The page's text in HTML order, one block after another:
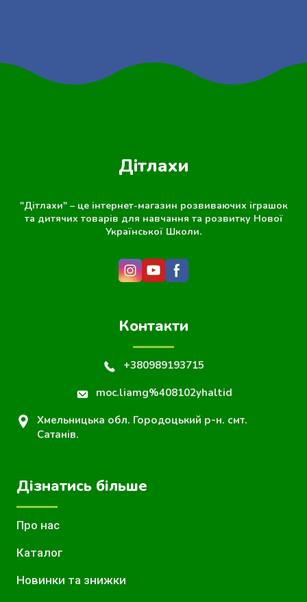
Дітлахи
"Дітлахи" – це інтернет-магазин розвиваючих іграшок
та дитячих товарів для навчання та розвитку Нової
Української Школи.
Контакти
+380989193715
moc.liamg%408102yhaltid
Хмельницька обл. Городоцький р-н. смт.
Сатанів.
Дізнатись більше
Про нас
Каталог
Новинки та знижки